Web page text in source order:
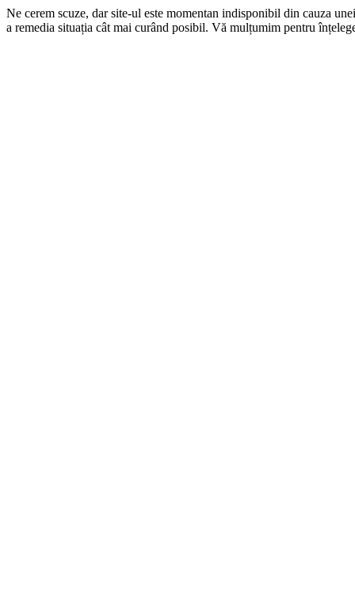
Ne cerem scuze, dar site-ul este momentan indisponibil din cauza
a remedia situația cât mai curând posibil. Vă mulțumim pentru